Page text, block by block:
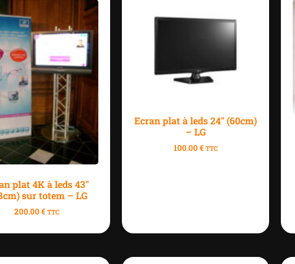
plat 4K à leds 43″
sur totem – LG
200.00€ TTC
Ecran plat à leds 24″ (60cm)
– LG
100.00€ TTC